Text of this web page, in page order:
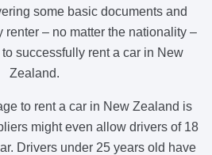
some basic documents and
renter – no matter the nationality –
successfully rent a car in New
Zealand.
to rent a car in New Zealand is
might even allow drivers of 18
Drivers under 25 years old have